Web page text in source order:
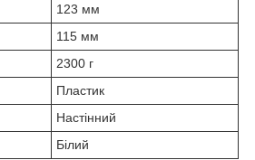
123 мм
115 мм
2300 г
Пластик
Настінний
Білий